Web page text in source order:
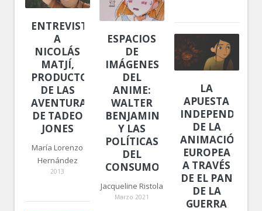
ENTREVISTA
A
NICOLÁS
MATJÍ,
PRODUCTOR
DE LAS
AVENTURAS
DE TADEO
JONES
María Lorenzo
Hernández
2013
ESPACIOS
DE
IMÁGENES
DEL
ANIME:
WALTER
BENJAMIN
Y LAS
POLÍTICAS
DEL
CONSUMO
Jacqueline Ristola
Marzo 2021
LA
APUESTA
DE LA
ANIMACIÓN
EUROPEA
A TRAVÉS
DE EL PAN
DE LA
GUERRA